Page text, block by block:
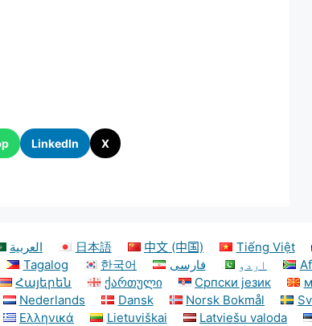
LinkedIn X
العربية 日本語 中文 (中国) Tiếng Việt
Tagalog 한국어 فارسی اردو
Հայերեն ქართული Српски језик
Nederlands Dansk Norsk Bokmål
Ελληνικά Lietuviškai Latviešu valoda